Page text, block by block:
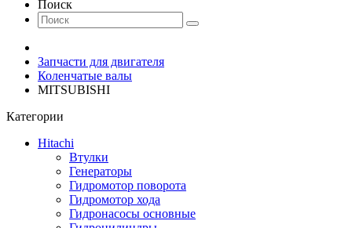
Поиск
Запчасти для двигателя
Коленчатые валы
MITSUBISHI
Категории
Hitachi
Втулки
Генераторы
Гидромотор поворота
Гидромотор хода
Гидронасосы основные